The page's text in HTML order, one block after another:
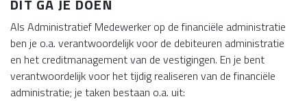
DIT GA JE DOEN
Als Administratief Medewerker op de financiële administratie
ben je o.a. verantwoordelijk voor de debiteuren administratie
en het creditmanagement van de vestigingen. En je bent
verantwoordelijk voor het tijdig realiseren van de financiële
administratie; je taken bestaan o.a. uit: